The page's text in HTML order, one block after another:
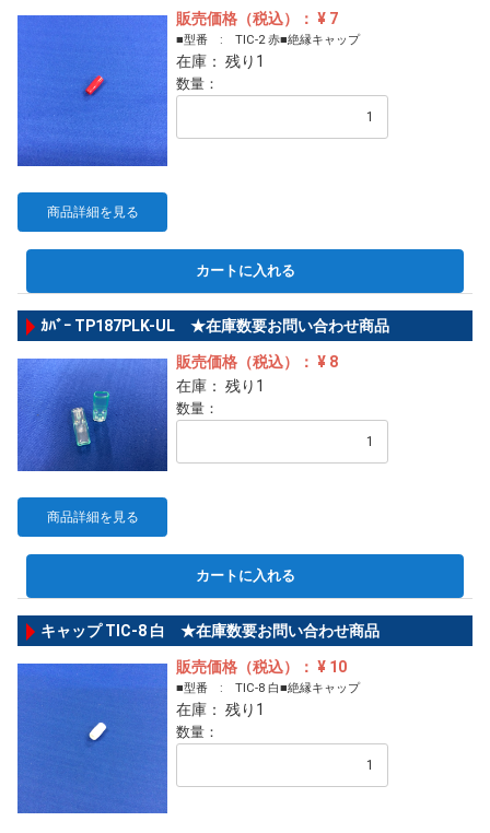
商品詳細を見る
販売価格（税込）： ¥ 7
■型番 : TIC-2 赤■絶縁キャップ
在庫： 残り1
数量：
カートに入れる
ｶﾊﾞｰ TP187PLK-UL ★在庫数要お問い合わせ商品
商品詳細を見る
販売価格（税込）： ¥ 8
在庫： 残り1
数量：
カートに入れる
キャップ TIC-8 白 ★在庫数要お問い合わせ商品
販売価格（税込）： ¥ 10
■型番 : TIC-8 白■絶縁キャップ
在庫： 残り1
数量：